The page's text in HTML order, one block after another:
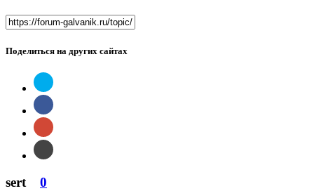
Поделиться на других сайтах
sert 0